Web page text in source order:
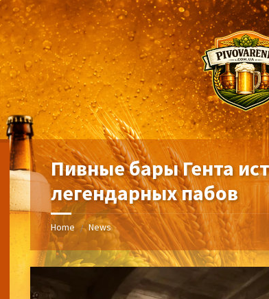
Пивные бары Гента
легендарных пабов
Home / News